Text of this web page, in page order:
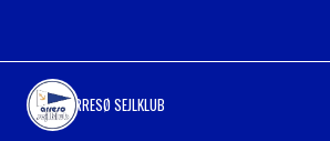
ARRESØ SEJLKLUB